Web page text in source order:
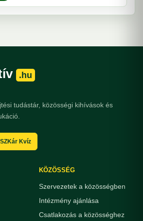
.hu
tudástár, közösségi kihívások és
Kvíz
KÖZÖSSÉG
Szervezetek a közösségben
Intézmény ajánlása
Csatlakozás a közösséghez